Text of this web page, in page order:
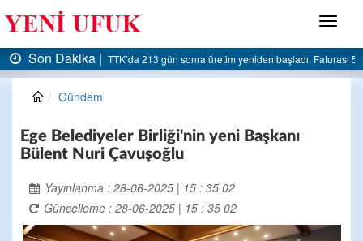
Menü
Son Dakika | AK Parti Ereğli İlçe Başkanlığı’ndan belediyeye sert
Gündem
Ege Belediyeler Birliği'nin yeni Başkanı
Bülent Nuri Çavuşoğlu
Yayınlanma : 28-06-2025 | 15 : 35 02
Güncelleme : 28-06-2025 | 15 : 35 02